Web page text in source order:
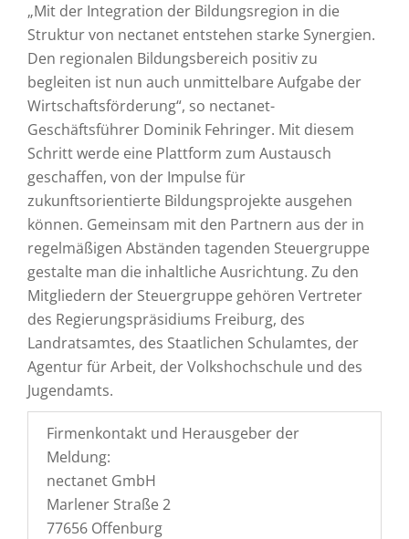
„Mit der Integration der Bildungsregion in die
Struktur von nectanet entstehen starke Synergien.
Den regionalen Bildungsbereich positiv zu
begleiten ist nun auch unmittelbare Aufgabe der
Wirtschaftsförderung“, so nectanet-
Geschäftsführer Dominik Fehringer. Mit diesem
Schritt werde eine Plattform zum Austausch
geschaffen, von der Impulse für
zukunftsorientierte Bildungsprojekte ausgehen
können. Gemeinsam mit den Partnern aus der in
regelmäßigen Abständen tagenden Steuergruppe
gestalte man die inhaltliche Ausrichtung. Zu den
Mitgliedern der Steuergruppe gehören Vertreter
des Regierungspräsidiums Freiburg, des
Landratsamtes, des Staatlichen Schulamtes, der
Agentur für Arbeit, der Volkshochschule und des
Jugendamts.
Firmenkontakt und Herausgeber der
Meldung:
nectanet GmbH
Marlener Straße 2
77656 Offenburg